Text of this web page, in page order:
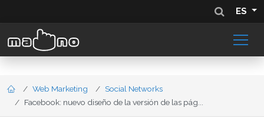
ES
Web Marketing
Social Networks
Facebook: nuevo diseño de la versión de las pág...